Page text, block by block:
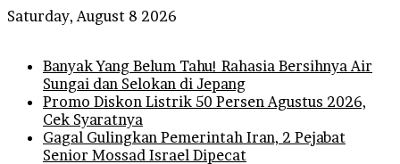
Saturday, August 8 2026
Banyak Yang Belum Tahu! Rahasia Bersihnya Air
Sungai dan Selokan di Jepang
Promo Diskon Listrik 50 Persen Agustus 2026,
Cek Syaratnya
Gagal Gulingkan Pemerintah Iran, 2 Pejabat
Senior Mossad Israel Dipecat